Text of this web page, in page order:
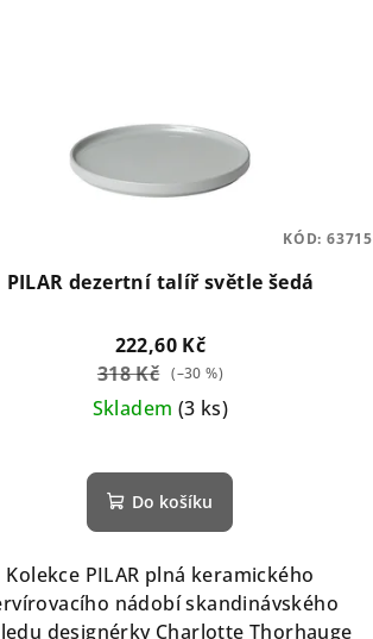
PILAR dezertní talíř světle šedá
222,60 Kč
318 Kč (–30 %)
Skladem (3 ks)
Do košíku
Kolekce PILAR plná keramického
nádobí skandinávského
designérky Charlotte Thorhauge
KÓD: 63715